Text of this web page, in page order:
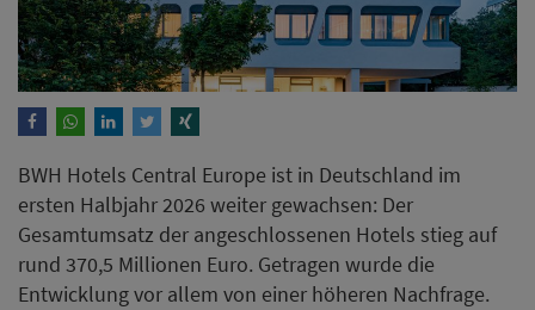
BWH Hotels Central Europe ist in Deutschland im
ersten Halbjahr 2026 weiter gewachsen: Der
Gesamtumsatz der angeschlossenen Hotels stieg auf
rund 370,5 Millionen Euro. Getragen wurde die
Entwicklung vor allem von einer höheren Nachfrage.